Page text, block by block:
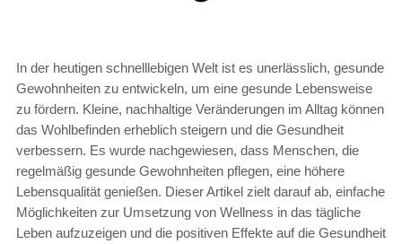
In der heutigen schnelllebigen Welt ist es unerlässlich, gesunde
Gewohnheiten zu entwickeln, um eine gesunde Lebensweise
zu fördern. Kleine, nachhaltige Veränderungen im Alltag können
das Wohlbefinden erheblich steigern und die Gesundheit
verbessern. Es wurde nachgewiesen, dass Menschen, die
regelmäßig gesunde Gewohnheiten pflegen, eine höhere
Lebensqualität genießen. Dieser Artikel zielt darauf ab, einfache
Möglichkeiten zur Umsetzung von Wellness in das tägliche
Leben aufzuzeigen und die positiven Effekte auf die Gesundheit